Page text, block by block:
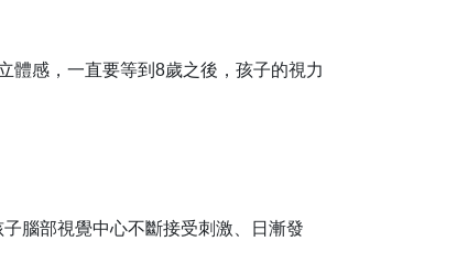
體感，一直要等到8歲之後，孩子的視力
腦部視覺中心不斷接受刺激、日漸發